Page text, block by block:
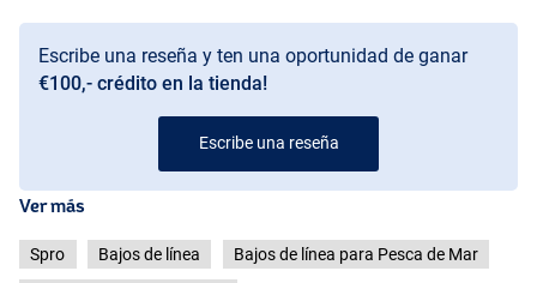
Fluo Green
Escribe una reseña y ten una oportunidad de ganar
€100,- crédito en la tienda!
Escribe una reseña
Ver más
Spro Bajos de línea Bajos de línea para Pesca de Mar